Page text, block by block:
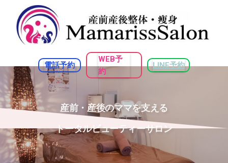
電話予約
WEB予
約
LINE予約
産前・産後のママを支える
トータルビューティーサロン